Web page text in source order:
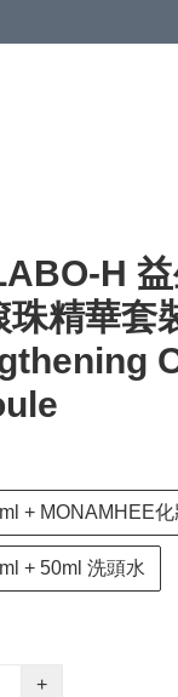
H
珠精華套
+ MONAMHEE化
+ 50ml 洗頭水
+